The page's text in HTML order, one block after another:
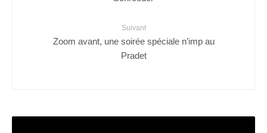
Suivant
Zoom avant, une soirée spéciale n’imp au
Pradet